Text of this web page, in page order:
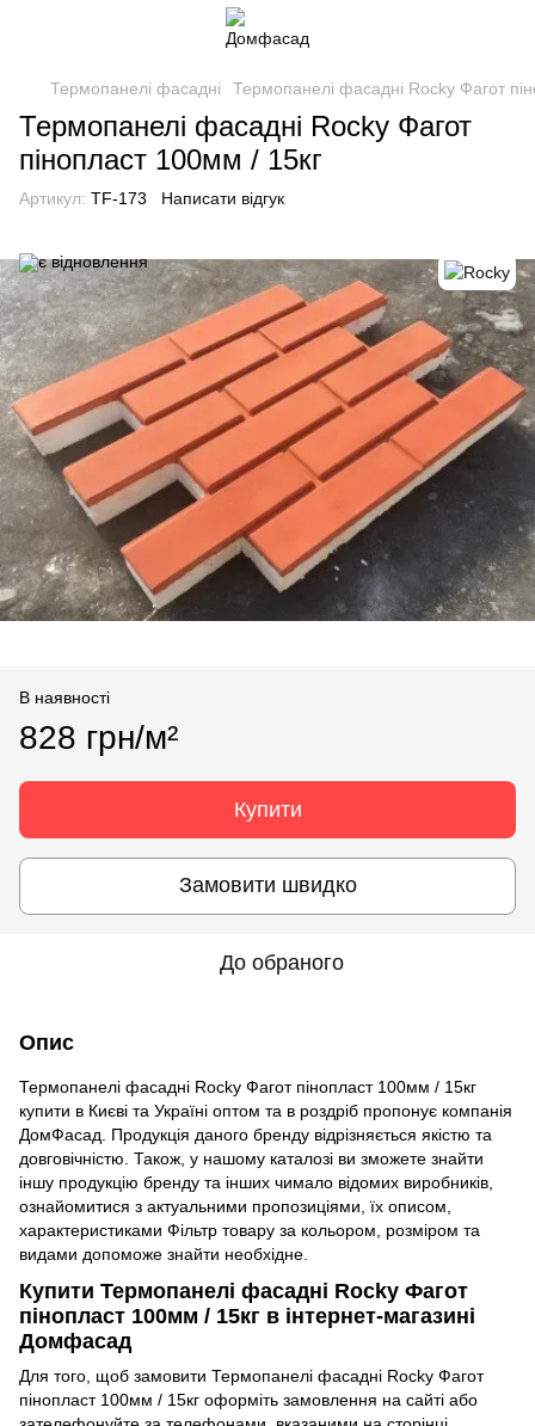
Термопанелі фасадні Термопанелі фасадні Rocky Фагот
Термопанелі фасадні Rocky Фагот
пінопласт 100мм / 15кг
Артикул: TF-173 Написати відгук
В наявності
828 грн/м²
Купити
Замовити швидко
До обраного
Опис
Термопанелі фасадні Rocky Фагот пінопласт 100мм / 15кг
купити в Києві та Україні оптом та в роздріб пропонує компанія
ДомФасад. Продукція даного бренду відрізняється якістю та
довговічністю. Також, у нашому каталозі ви зможете знайти
іншу продукцію бренду та інших чимало відомих виробників,
ознайомитися з актуальними пропозиціями, їх описом,
характеристиками Фільтр товару за кольором, розміром та
видами допоможе знайти необхідне.
Купити Термопанелі фасадні Rocky Фагот
пінопласт 100мм / 15кг в інтернет-магазині
Домфасад
Для того, щоб замовити Термопанелі фасадні Rocky Фагот
пінопласт 100мм / 15кг оформіть замовлення на сайті або